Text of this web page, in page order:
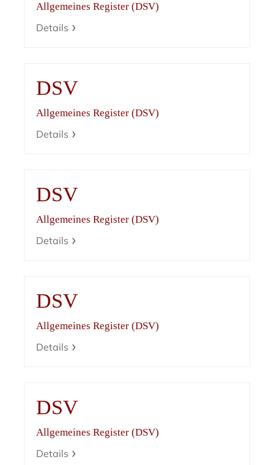
Allgemeines Register (DSV)
Details
DSV
Allgemeines Register (DSV)
Details
DSV
Allgemeines Register (DSV)
Details
DSV
Allgemeines Register (DSV)
Details
DSV
Allgemeines Register (DSV)
Details